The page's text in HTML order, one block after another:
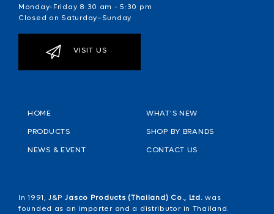
Monday-Friday 8:30 am - 5:30 pm
Closed on Saturday–Sunday
VISIT US
HOME
WHAT'S NEW
PRODUCTS
SHOP BY BRANDS
NEWS & EVENT
CONTACT US
In 1991, J&P Jasco Products (Thailand) Co., Ltd. was
founded as an importer and a distributor in Thailand.